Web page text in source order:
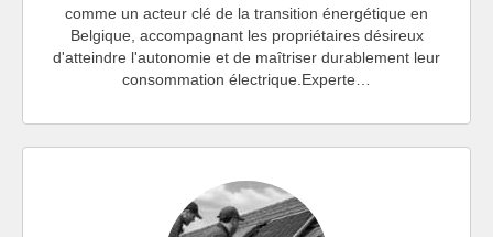
comme un acteur clé de la transition énergétique en
Belgique, accompagnant les propriétaires désireux
d'atteindre l'autonomie et de maîtriser durablement leur
consommation électrique.Experte…